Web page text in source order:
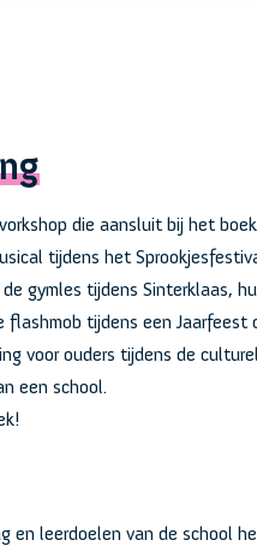
die aansluit bij het
tijdens het
gymles tijdens Sinterklaas,
flashmob tijdens een Jaarfeest
voor ouders tijdens de
een school.
en leerdoelen van de school